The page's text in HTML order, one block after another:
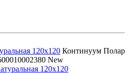
120x120 Континуум Полар
New